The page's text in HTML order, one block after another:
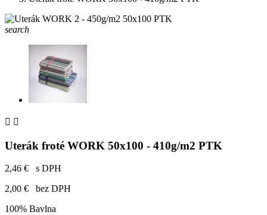
search
 
Uterák froté WORK 50x100 - 410g/m2 PTK
2,46 €
s DPH
2,00 €
bez DPH
100% Bavlna